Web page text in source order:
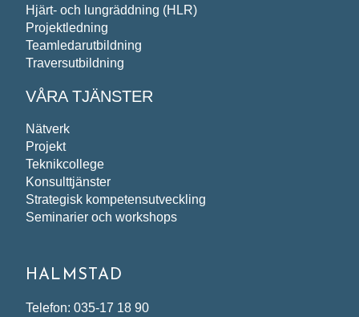
Hjärt- och lungräddning (HLR)
Projektledning
Teamledarutbildning
Traversutbildning
VÅRA TJÄNSTER
Nätverk
Projekt
Teknikcollege
Konsulttjänster
Strategisk kompetensutveckling
Seminarier och workshops
HALMSTAD
Telefon: 035-17 18 90